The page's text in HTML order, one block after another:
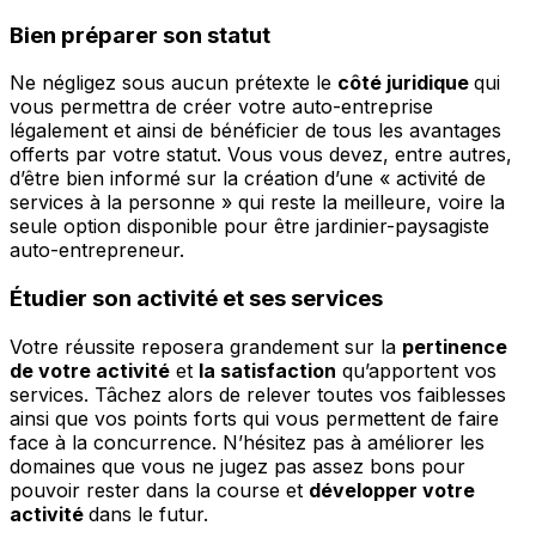
Bien préparer son statut
Ne négligez sous aucun prétexte le côté juridique qui
vous permettra de créer votre auto-entreprise
légalement et ainsi de bénéficier de tous les avantages
offerts par votre statut. Vous vous devez, entre autres,
d’être bien informé sur la création d’une « activité de
services à la personne » qui reste la meilleure, voire la
seule option disponible pour être jardinier-paysagiste
auto-entrepreneur.
Étudier son activité et ses services
Votre réussite reposera grandement sur la pertinence
de votre activité et la satisfaction qu’apportent vos
services. Tâchez alors de relever toutes vos faiblesses
ainsi que vos points forts qui vous permettent de faire
face à la concurrence. N’hésitez pas à améliorer les
domaines que vous ne jugez pas assez bons pour
pouvoir rester dans la course et développer votre
activité dans le futur.